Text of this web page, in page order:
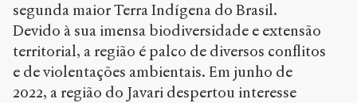
Accéder
à la
version
PDF
segunda maior Terra Indígena do Brasil.
Devido à sua imensa biodiversidade e extensão
territorial, a região é palco de diversos conflitos
e de violentações ambientais. Em junho de
2022, a região do Javari despertou interesse